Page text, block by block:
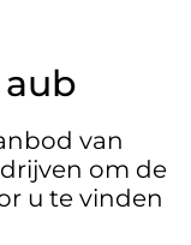
van
om de
u te vinden